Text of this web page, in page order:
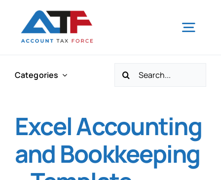
content
Home
Our Services
Categories
Search
Excel Accounting
and Bookkeeping